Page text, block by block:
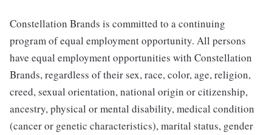
Constellation Brands is committed to a continuing
program of equal employment opportunity. All persons
have equal employment opportunities with Constellation
Brands, regardless of their sex, race, color, age, religion,
creed, sexual orientation, national origin or citizenship,
ancestry, physical or mental disability, medical condition
(cancer or genetic characteristics), marital status, gender